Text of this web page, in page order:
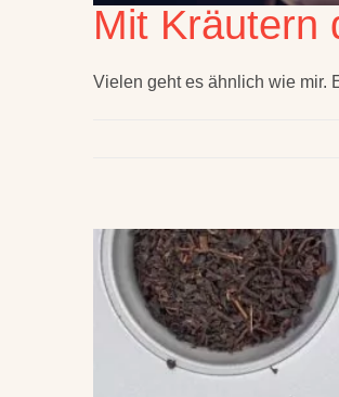
Mit Kräutern
Vielen geht es ähnlich wie mir.